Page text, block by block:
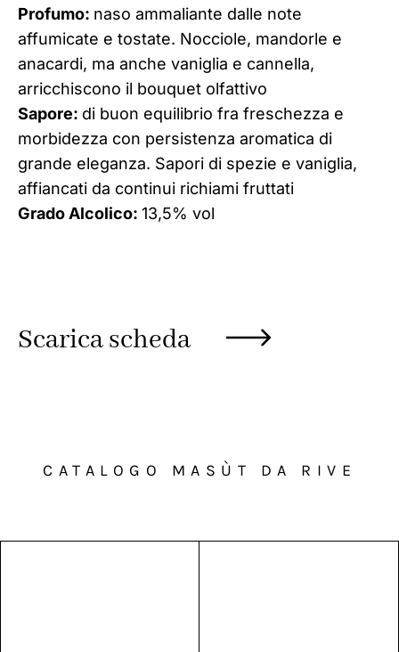
Profumo: naso ammaliante dalle note
affumicate e tostate. Nocciole, mandorle e
anacardi, ma anche vaniglia e cannella,
arricchiscono il bouquet olfattivo
Sapore: di buon equilibrio fra freschezza e
morbidezza con persistenza aromatica di
grande eleganza. Sapori di spezie e vaniglia,
affiancati da continui richiami fruttati
Grado Alcolico: 13,5% vol
Scarica scheda
CATALOGO MASÙT DA RIVE